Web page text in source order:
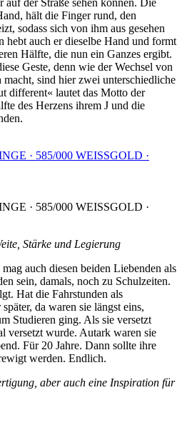
hält die Finger rund, den
sodass sich von ihm aus gesehen
hebt auch er dieselbe Hand und formt
Hälfte, die nun ein Ganzes ergibt.
Geste, denn wie der Wechsel von
sind hier zwei unterschiedliche
different« lautet das Motto der
des Herzens ihrem J und die
· 585/000 WEISSGOLD ·
· 585/000 WEISSGOLD ·
Stärke und Legierung
auch diesen beiden Liebenden als
sein, damals, noch zu Schulzeiten.
Hat die Fahrstunden als
da waren sie längst eins,
Studieren ging. Als sie versetzt
versetzt wurde. Autark waren sie
Für 20 Jahre. Dann sollte ihre
werden. Endlich.
aber auch eine Inspiration für